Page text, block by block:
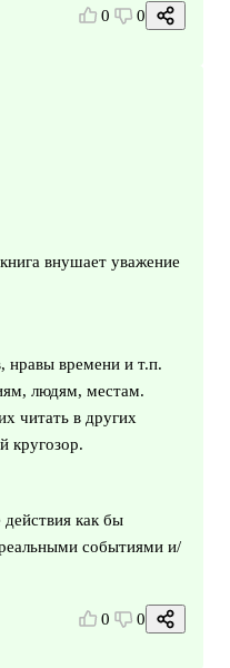
0 0
внушает уважение
нравы времени и т.п.
людям, местам.
читать в других
кругозор.
как бы
событиями и/
0 0